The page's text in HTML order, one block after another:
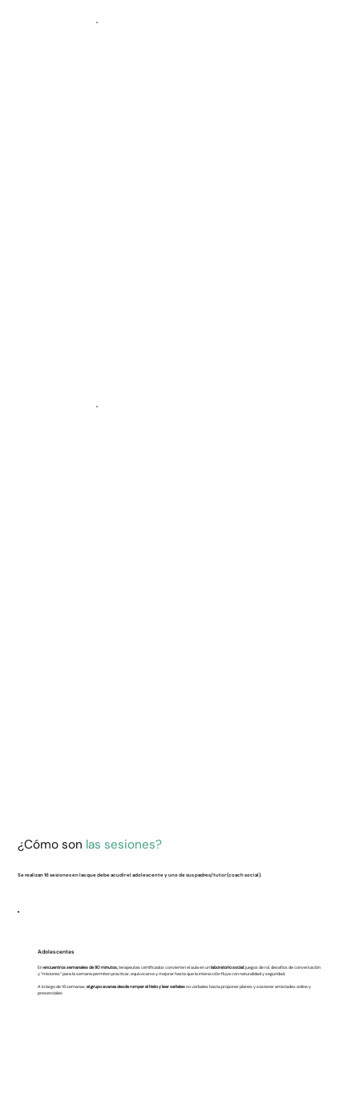
¿Cómo son las sesiones?
Se realizan 16 sesiones en las que debe acudir el adolescente y uno de sus padres/tutor (coach social).
Adolescentes
Enencuentros semanales de 90 minutos,terapeutas certificados convierten el aula en un laboratorio social:juegos de rol, desafíos de conversación
y “misiones” para la semana permiten practicar, equivocarse y mejorar hasta que la interacción fluya con naturalidad y seguridad.
A lo largo de 16 semanas,el grupo avanza desde romper el hielo y leer señalesno verbales hasta proponer planes y sostener amistades online y
presenciales